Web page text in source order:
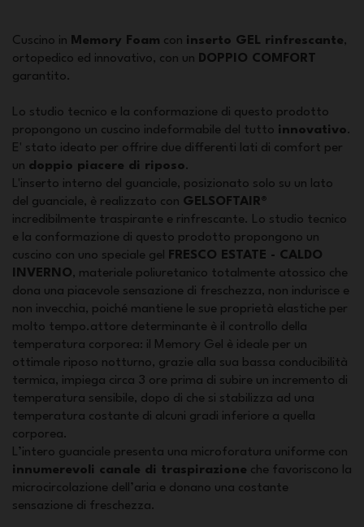
Cuscino in Memory Foam con inserto GEL rinfrescante,
ortopedico ed innovativo, con un DOPPIO COMFORT
garantito.
Lo studio tecnico e la conformazione di questo prodotto
propongono un cuscino indeformabile del tutto innovativo.
E' stato ideato per offrire due differenti lati di comfort per
un doppio piacere di riposo.
L'inserto interno del guanciale, posizionato solo su un lato
del guanciale, è realizzato con GELSOFTAIR®
incredibilmente traspirante e rinfrescante. Lo studio tecnico
e la conformazione di questo prodotto propongono un
cuscino con uno speciale gel
FRESCO ESTATE - CALDO
INVERNO, materiale poliuretanico totalmente atossico che
dona una piacevole sensazione di freschezza, non indurisce e
non invecchia, poiché mantiene le sue proprietà elastiche per
molto tempo.attore determinante è il controllo della
temperatura corporea: il Memory Gel è ideale per un
ottimale riposo notturno, grazie alla sua bassa conducibilità
termica, impiega circa 3 ore prima di subire un incremento di
temperatura sensibile, dopo di che si stabilizza ad una
temperatura costante di alcuni gradi inferiore a quella
corporea.
L’intero guanciale presenta una microforatura uniforme con
innumerevoli canale di traspirazione che favoriscono la
microcircolazione dell’aria e donano una costante
sensazione di freschezza.